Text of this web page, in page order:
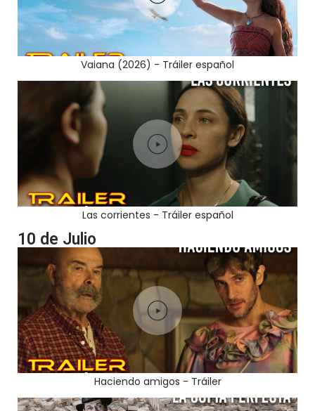
Vaiana (2026) - Tráiler español
Las corrientes - Tráiler español
10 de Julio
Haciendo amigos - Tráiler